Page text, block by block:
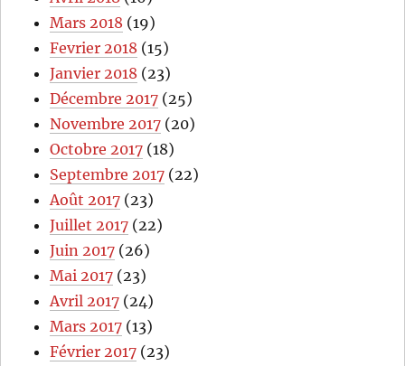
Mars 2018 (19)
Fevrier 2018 (15)
Janvier 2018 (23)
Décembre 2017 (25)
Novembre 2017 (20)
Octobre 2017 (18)
Septembre 2017 (22)
Août 2017 (23)
Juillet 2017 (22)
Juin 2017 (26)
Mai 2017 (23)
Avril 2017 (24)
Mars 2017 (13)
Février 2017 (23)